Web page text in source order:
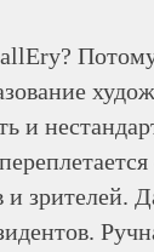
и
зрителей.